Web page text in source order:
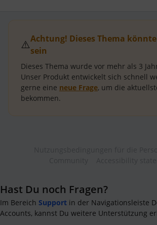
⚠️Achtung! Dieses Thema
sein
Dieses Thema wurde vor mehr als 3
Unser Produkt entwickelt sich schnell
gerne eine neue Frage, um die
bekommen.
Hast Du noch Fragen?
Im Bereich Support in der Navigationsleiste
Accounts, kannst Du weitere Unterstützung